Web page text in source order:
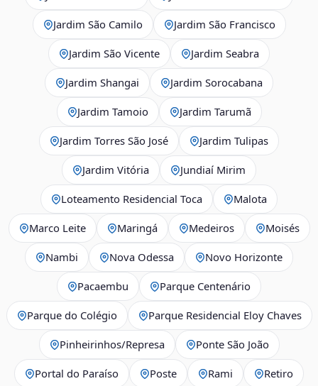
Jardim São Camilo Jardim São Francisco
Jardim São Vicente Jardim Seabra
Jardim Shangai Jardim Sorocabana
Jardim Tamoio Jardim Tarumã
Jardim Torres São José Jardim Tulipas
Jardim Vitória Jundiaí Mirim
Loteamento Residencial Toca Malota
Marco Leite Maringá Medeiros Moisés
Nambi Nova Odessa Novo Horizonte
Pacaembu Parque Centenário
Parque do Colégio Parque Residencial Eloy Chaves
Pinheirinhos/Represa Ponte São João
Portal do Paraíso Poste Rami Retiro